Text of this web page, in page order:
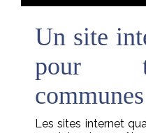
Un site
pour
communes
Les sites internet